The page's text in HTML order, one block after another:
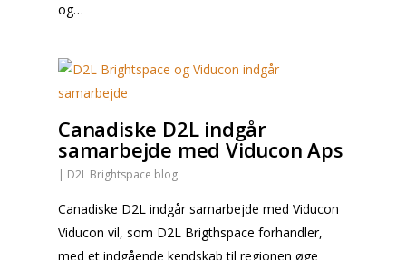
og…
Canadiske D2L indgår
samarbejde med Viducon Aps
| D2L Brightspace blog
Canadiske D2L indgår samarbejde med Viducon
Viducon vil, som D2L Brigthspace forhandler,
med et indgående kendskab til regionen øge